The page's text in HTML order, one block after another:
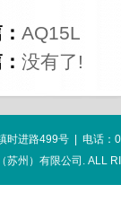
AQ15L
没有了!
时进路499号 | 电话
苏州）有限公司. ALL